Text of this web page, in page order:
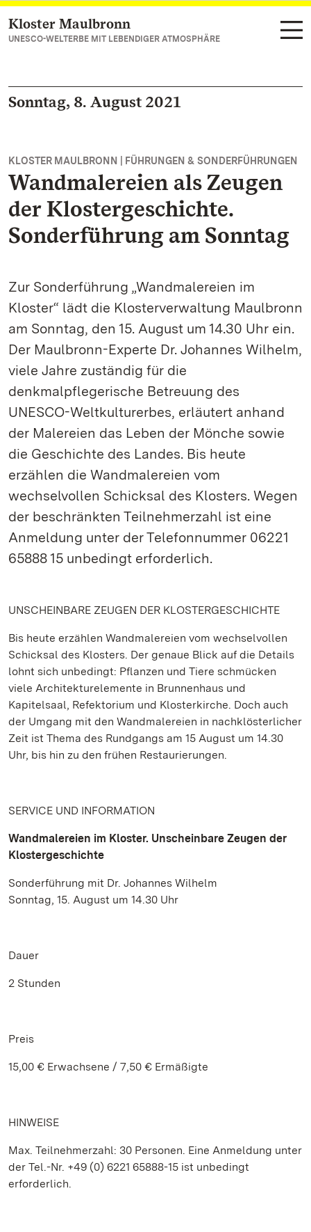
Zum Hauptinhalt springen
Kloster Maulbronn
UNESCO-WELTERBE MIT LEBENDIGER ATMOSPHÄRE
Sonntag, 8. August 2021
KLOSTER MAULBRONN | FÜHRUNGEN & SONDERFÜHRUNGEN
Wandmalereien als Zeugen
der Klostergeschichte.
Sonderführung am Sonntag
Zur Sonderführung „Wandmalereien im
Kloster“ lädt die Klosterverwaltung Maulbronn
am Sonntag, den 15. August um 14.30 Uhr ein.
Der Maulbronn-Experte Dr. Johannes Wilhelm,
viele Jahre zuständig für die
denkmalpflegerische Betreuung des
UNESCO-Weltkulturerbes, erläutert anhand
der Malereien das Leben der Mönche sowie
die Geschichte des Landes. Bis heute
erzählen die Wandmalereien vom
wechselvollen Schicksal des Klosters. Wegen
der beschränkten Teilnehmerzahl ist eine
Anmeldung unter der Telefonnummer 06221
65888 15 unbedingt erforderlich.
UNSCHEINBARE ZEUGEN DER KLOSTERGESCHICHTE
Bis heute erzählen Wandmalereien vom wechselvollen
Schicksal des Klosters. Der genaue Blick auf die Details
lohnt sich unbedingt: Pflanzen und Tiere schmücken
viele Architekturelemente in Brunnenhaus und
Kapitelsaal, Refektorium und Klosterkirche. Doch auch
der Umgang mit den Wandmalereien in nachklösterlicher
Zeit ist Thema des Rundgangs am 15 August um 14.30
Uhr, bis hin zu den frühen Restaurierungen.
SERVICE UND INFORMATION
Wandmalereien im Kloster. Unscheinbare Zeugen der
Klostergeschichte
Sonderführung mit Dr. Johannes Wilhelm
Sonntag, 15. August um 14.30 Uhr
Dauer
2 Stunden
Preis
15,00 € Erwachsene / 7,50 € Ermäßigte
HINWEISE
Max. Teilnehmerzahl: 30 Personen. Eine Anmeldung unter
der Tel.-Nr. +49 (0) 6221 65888-15 ist unbedingt
erforderlich.